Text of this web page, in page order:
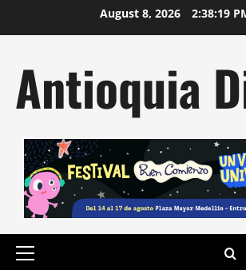
August 8, 2026 2:38:20
Antioquia
Primary